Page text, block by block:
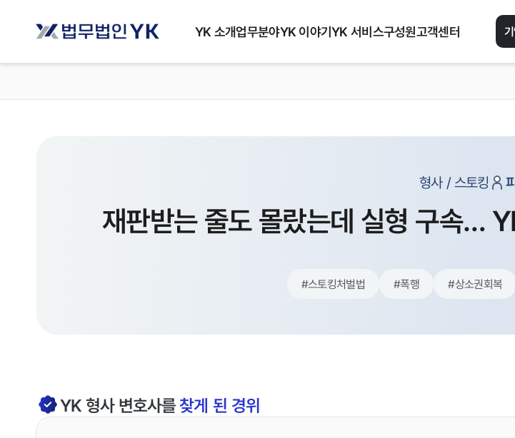
YK 소개업무분야YK 이야기YK 서비스구성원고객센터
형사 / 스토킹
재판받는 줄도 몰랐는데 실형 구속…
#스토킹처벌법 #폭행 #상소권회복
YK형사변호사를찾게 된 경위